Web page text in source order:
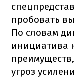
пробовать
По словам
инициатива
угроз